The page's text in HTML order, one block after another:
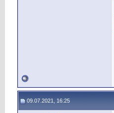
09.07.2021, 16:25